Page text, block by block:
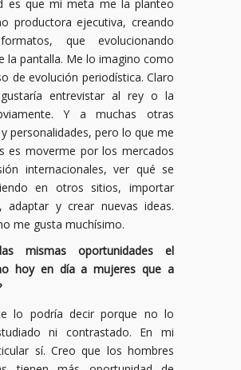
es que mi meta me la planteo
productora ejecutiva, creando
que evolucionando
la pantalla. Me lo imagino como
de evolución periodística. Claro
entrevistar al rey o la
Y a muchas otras
personalidades, pero lo que me
es moverme por los mercados
internacionales, ver qué se
en otros sitios, importar
adaptar y crear nuevas ideas.
me gusta muchísimo.
mismas oportunidades el
hoy en día a mujeres que a
lo podría decir porque no lo
ni contrastado. En mi
sí. Creo que los hombres